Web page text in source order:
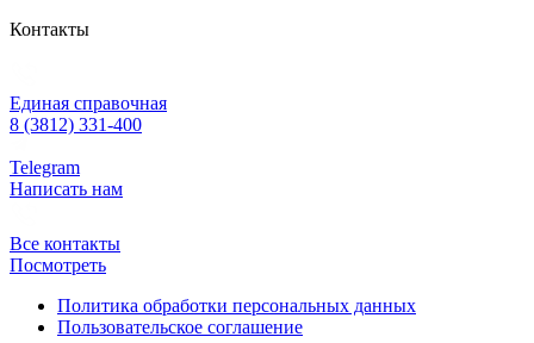
Контакты
Единая справочная
8 (3812) 331-400
Telegram
Написать нам
Все контакты
Посмотреть
Политика обработки персональных данных
Пользовательское соглашение